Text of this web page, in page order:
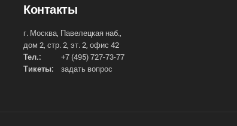
Контакты
г. Москва, Павелецкая наб.,
дом 2, стр. 2, эт. 2, офис 42
Тел.:
+7 (495) 727-73-77
Тикеты:
задать вопрос